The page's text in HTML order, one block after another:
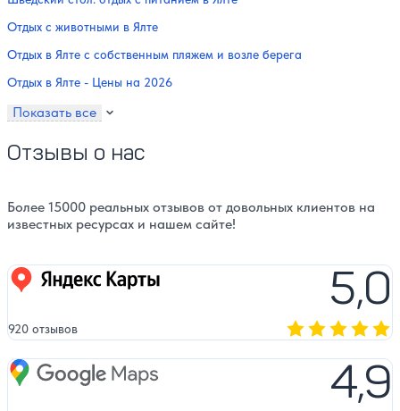
Отдых с животными в Ялте
Отдых в Ялте с собственным пляжем и возле берега
Отдых в Ялте - Цены на 2026
Показать все
Отзывы о нас
Более 15000 реальных отзывов от довольных клиентов на
известных ресурсах и нашем сайте!
Яндекс карты 5,0
920 отзывов
Google Maps 4,9